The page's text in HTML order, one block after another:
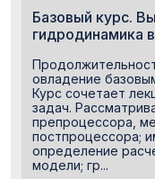
Базовый курс.
гидродинамика
овладение
Курс сочетает
задач.
препроцессора,
постпроцессора;
определение
модели; гр...